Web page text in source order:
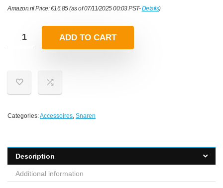
Amazon.nl Price:€16.85(as of 07/11/2025 00:03 PST-Details)
ADD TO CART
Categories:Accessoires, Snaren
Description
Additional information